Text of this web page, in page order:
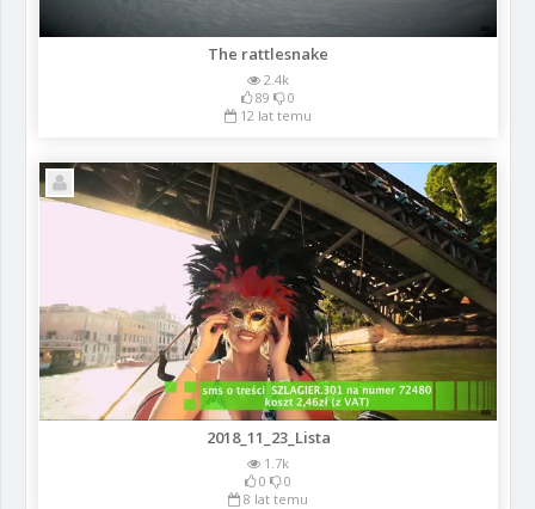
The rattlesnake
2.4k
89
0
12 lat temu
2018_11_23_Lista
1.7k
0
0
8 lat temu